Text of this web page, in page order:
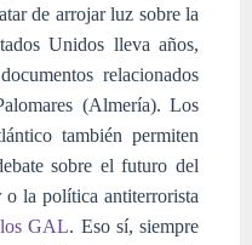
de arrojar luz sobre la
Unidos lleva años,
relacionados
(Almería). Los
también permiten
sobre el futuro del
la política antiterrorista
los GAL. Eso sí, siempre